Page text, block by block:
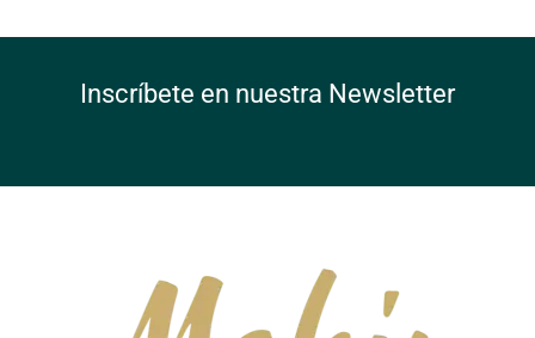
Inscríbete en nuestra Newsletter